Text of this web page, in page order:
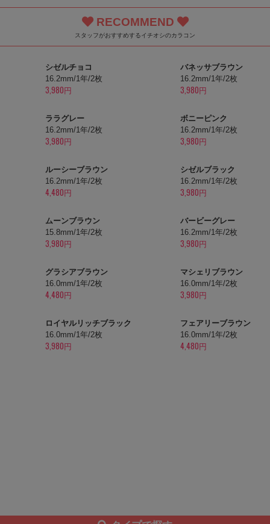
RECOMMEND
スタッフがおすすめするイチオシのカラコン
シゼルチョコ
16.2mm/1年/2枚
3,980円
バネッサブラウン
16.2mm/1年/2枚
3,980円
ララグレー
16.2mm/1年/2枚
3,980円
ボニーピンク
16.2mm/1年/2枚
3,980円
ルーシーブラウン
16.2mm/1年/2枚
4,480円
シゼルブラック
16.2mm/1年/2枚
3,980円
ムーンブラウン
15.8mm/1年/2枚
3,980円
バービーグレー
16.2mm/1年/2枚
3,980円
グラシアブラウン
16.0mm/1年/2枚
4,480円
マシェリブラウン
16.0mm/1年/2枚
3,980円
ロイヤルリッチブラック
16.0mm/1年/2枚
3,980円
フェアリーブラウン
16.0mm/1年/2枚
4,480円